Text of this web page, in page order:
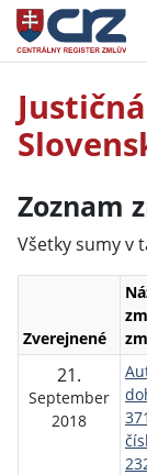
Zoznam
Všetky sumy v
Zverejnené
21.
September
2018